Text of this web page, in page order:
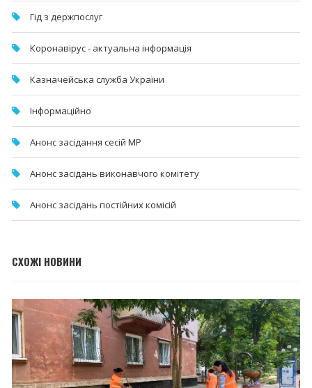
Гід з держпослуг
Коронавірус - актуальна інформація
Казначейська служба України
Інформаційно
Анонс засідання сесій МР
Анонс засідань виконавчого комітету
Анонс засідань постійних комісій
СХОЖІ НОВИНИ